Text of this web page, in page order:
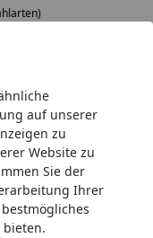
auf unserer
zu
Website zu
Sie der
Ihrer
(1,20 -